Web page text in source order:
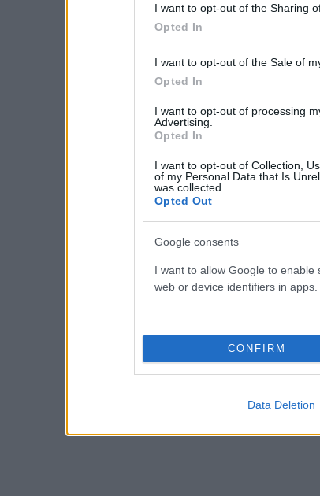
I want to opt-out of the Sharing
Opted In
I want to opt-out of the Sale of
Opted In
I want to opt-out of processing
Advertising.
Opted In
I want to opt-out of Collection,
of my Personal Data that Is
was collected.
Opted Out
Google consents
I want to allow Google to
web or device identifiers in apps.
CONFIRM
Data Deletion